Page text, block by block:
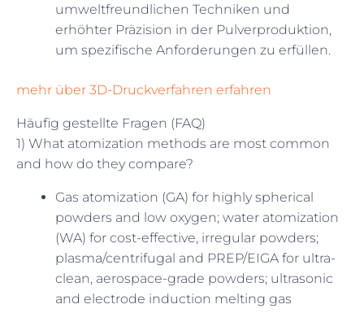
umweltfreundlichen Techniken und
erhöhter Präzision in der Pulverproduktion,
um spezifische Anforderungen zu erfüllen.
mehr über 3D-Druckverfahren erfahren
Häufig gestellte Fragen (FAQ)
1) What atomization methods are most common
and how do they compare?
Gas atomization (GA) for highly spherical
powders and low oxygen; water atomization
(WA) for cost-effective, irregular powders;
plasma/centrifugal and PREP/EIGA for ultra-
clean, aerospace-grade powders; ultrasonic
and electrode induction melting gas